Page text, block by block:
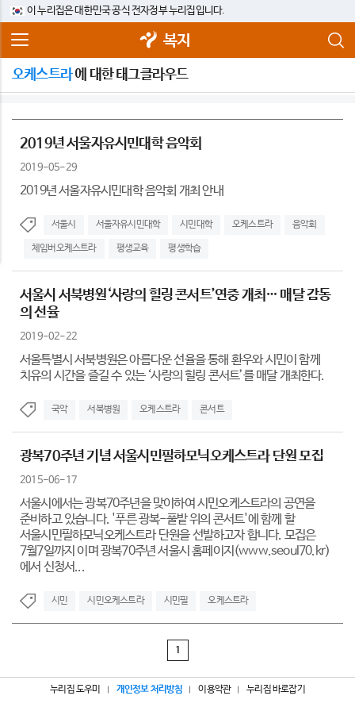
이 누리집은 대한민국 공식 전자정부 누리집입니다.
복지
오케스트라에 대한 태그클라우드
2019년 서울자유시민대학 음악회
2019-05-29
2019년 서울자유시민대학 음악회 개최 안내
서울시 서울자유시민대학 시민대학 오케스트라 음악회
체임버오케스트라 평생교육 평생학습
서울시 서북병원‘사랑의 힐링 콘서트’연중 개최… 매달 감동
의 선율
2019-02-22
서울특별시 서북병원은 아름다운 선율을 통해 환우와 시민이 함께
치유의 시간을 즐길 수 있는 ‘사랑의 힐링 콘서트’를 매달 개최한다.
국악 서북병원 오케스트라 콘서트
광복70주년 기념 서울시민필하모닉오케스트라 단원 모집
2015-06-17
서울시에서는 광복70주년을 맞이하여 시민오케스트라의 공연을
준비하고 있습니다. '푸른 광복-풀밭 위의 콘서트'에 함께 할
서울시민필하모닉오케스트라 단원을 선발하고자 합니다. 모집은
7월7일까지 이며 광복70주년 서울시 홈페이지(www.seoul70.kr)
에서 신청서...
시민 시민오케스트라 시민필 오케스트라
1
누리집 도우미 개인정보 처리방침 이용약관 누리집 바로잡기